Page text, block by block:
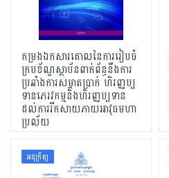
កម្រងឯកសារគោលនៃការរៀបចំ
ក្របខ័ណ្ឌស្ថាប័នពាក់ព័ន្ធនឹងការ
ប្រឆាំងការសម្អាតប្រាក់ ហិរញ្ញប្ប
ទានភេរវកម្មនិងហិរញ្ញប្បទាន
ដល់ការរីកសាយភាយអាវុធមហា
ប្រល័យ
អនុក្រឹត្យ